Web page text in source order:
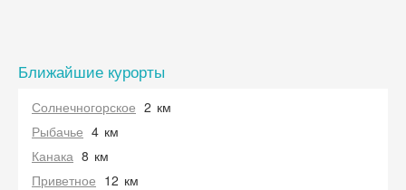
Ближайшие курорты
Солнечногорское 2 км
Рыбачье 4 км
Канака 8 км
Приветное 12 км